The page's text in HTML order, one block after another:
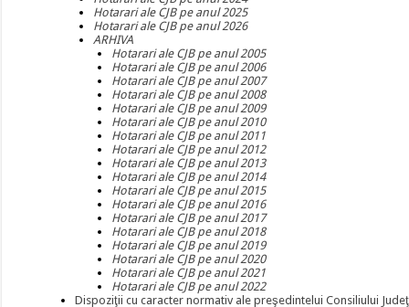
Hotarari ale CJB pe anul 2025
Hotarari ale CJB pe anul 2026
ARHIVA
Hotarari ale CJB pe anul 2005
Hotarari ale CJB pe anul 2006
Hotarari ale CJB pe anul 2007
Hotarari ale CJB pe anul 2008
Hotarari ale CJB pe anul 2009
Hotarari ale CJB pe anul 2010
Hotarari ale CJB pe anul 2011
Hotarari ale CJB pe anul 2012
Hotarari ale CJB pe anul 2013
Hotarari ale CJB pe anul 2014
Hotarari ale CJB pe anul 2015
Hotarari ale CJB pe anul 2016
Hotarari ale CJB pe anul 2017
Hotarari ale CJB pe anul 2018
Hotarari ale CJB pe anul 2019
Hotarari ale CJB pe anul 2020
Hotarari ale CJB pe anul 2021
Hotarari ale CJB pe anul 2022
Dispoziţii cu caracter normativ ale preşedintelui Consiliului